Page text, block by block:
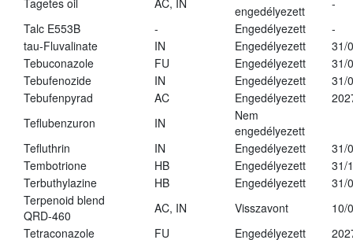
Tagetes oil AC, IN
engedélyezett
-
Talc E553B
- Engedélyezett
-
tau-Fluvalinate
IN Engedélyezett
31/
Tebuconazole
FU Engedélyezett
31/
Tebufenozide
IN Engedélyezett
31/
Tebufenpyrad
AC Engedélyezett
Teflubenzuron
IN
Nem
engedélyezett
Tefluthrin
IN Engedélyezett
31/
Tembotrione
HB Engedélyezett
31/
Terbuthylazine
HB Engedélyezett
31/
Terpenoid blend
QRD-460
AC, IN Visszavont
10/
Tetraconazole
FU Engedélyezett